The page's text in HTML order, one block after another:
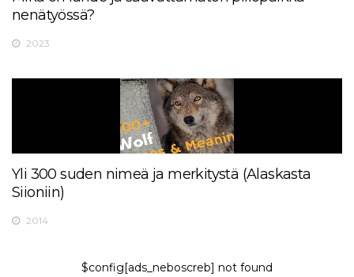
nenätyössä?
2023
Yli 300 suden nimeä ja merkitystä (Alaskasta
Siioniin)
2014
$config[ads_neboscreb] not found